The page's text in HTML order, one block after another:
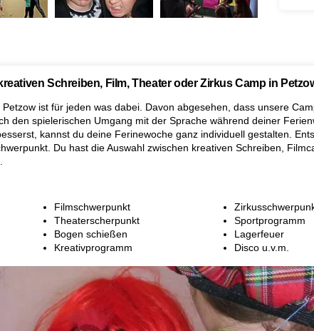
Schreiben, Film, Theater oder Zirkus Camp in
ist für jeden was dabei. Davon abgesehen, dass unsere
den spielerischen Umgang mit der Sprache während deiner
kannst du deine Ferinewoche ganz individuell gestalten.
Du hast die Auswahl zwischen kreativen Schreiben,
Filmschwerpunkt
Theaterscherpunkt
Bogen schießen
Kreativprogramm
Sportprogramm
Lagerfeuer
Disco u.v.m.